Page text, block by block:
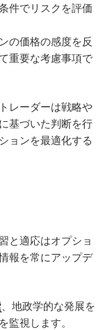
件でリスクを評価
の価格の感度を反
重要な考慮事項で
レーダーは戦略や
基づいた判断を行
ョンを最適化する
と適応はオプショ
報を常にアップデ
、地政学的な発展を
監視します。